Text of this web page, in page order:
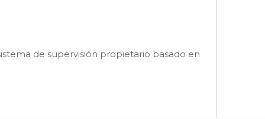
de supervisión propietario basado en